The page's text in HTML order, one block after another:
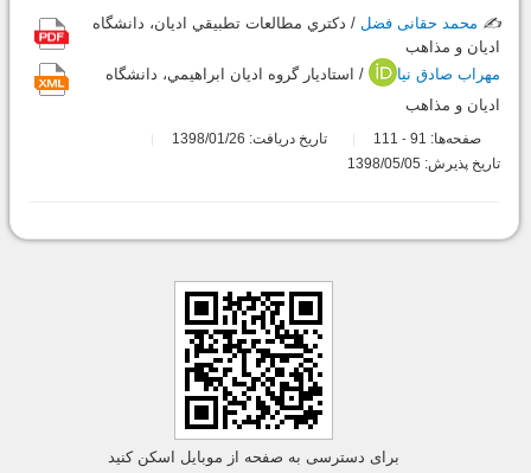
✍️ محمد حقانی فضل / دکتري مطالعات تطبيقي اديان، دانشگاه
اديان و مذاهب
مهراب صادق نیا
/ استاديار گروه اديان ابراهيمي، دانشگاه
اديان و مذاهب
صفحه‌ها: 91
-
تاریخ دریافت: 1398/01/26
تاریخ پذیرش: 1398/05/05
برای دسترسی به صفحه از موبایل اسکن کنید